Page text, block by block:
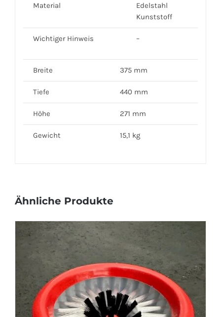
Material
Edelstahl
Kunststoff
Wichtiger Hinweis –
Breite 375 mm
Tiefe 440 mm
Höhe 271 mm
Gewicht 15,1 kg
Ähnliche Produkte